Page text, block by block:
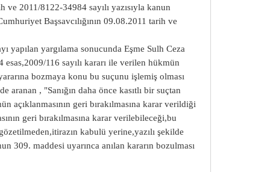
ve 2011/8122-34984 sayılı yazısıyla kanun
Başsavcılığının 09.08.2011 tarih ve
yapılan yargılama sonucunda Eşme Sulh Ceza
116 sayılı kararı ile verilen hükmün
bozmaya konu bu suçunu işlemiş olması
aranan , "Sanığın daha önce kasıtlı bir suçtan
açıklanmasının geri bırakılmasına karar verildiği
geri bırakılmasına karar verilebileceği,bu
kabulü yerine,yazılı şekilde
309. maddesi uyarınca anılan kararın bozulması